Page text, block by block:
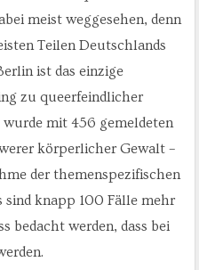
meist weggesehen, denn
Teilen Deutschlands
ist das einzige
zu queerfeindlicher
mit 456 gemeldeten
körperlicher Gewalt –
der themenspezifischen
sind knapp 100 Fälle mehr
bedacht werden, dass bei